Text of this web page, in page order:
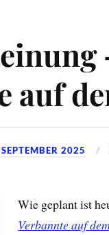
auf
2025
Wie geplant ist
Verbannte auf